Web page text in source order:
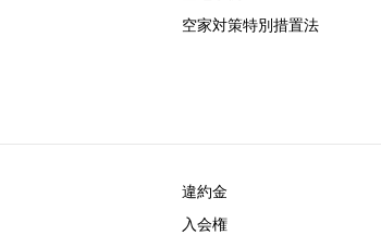
空家対策特別措置法
違約金
入会権